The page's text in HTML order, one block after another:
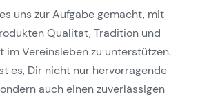
uns zur Aufgabe gemacht, mit
Qualität, Tradition und
im Vereinsleben zu unterstützen.
es, Dir nicht nur hervorragende
auch einen zuverlässigen